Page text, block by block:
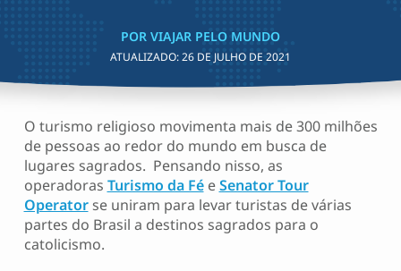
POR VIAJAR PELO MUNDO
ATUALIZADO:26 DE JULHO DE 2021
O turismo religioso movimenta mais de 300 milhões
de pessoas ao redor do mundo em busca de
lugares sagrados. Pensando nisso, as
operadoras Turismo da FéeSenator Tour
Operatorse uniram para levar turistas de várias
partes do Brasil a destinos sagrados para o
catolicismo.